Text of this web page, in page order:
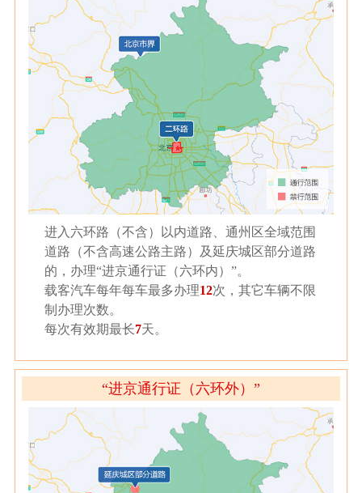
进入六环路（不含）以内道路、通州区全域范围
道路（不含高速公路主路）及延庆城区部分道路
的，办理“进京通行证（六环内）”。
载客汽车每年每车最多办理12次，其它车辆不限
制办理次数。
每次有效期最长7天。
“进京通行证（六环外）”